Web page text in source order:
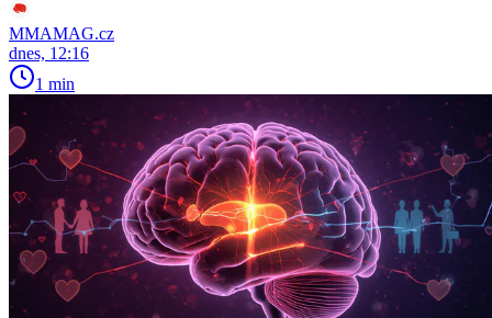
MMAMAG.cz
dnes, 12:16
1 min